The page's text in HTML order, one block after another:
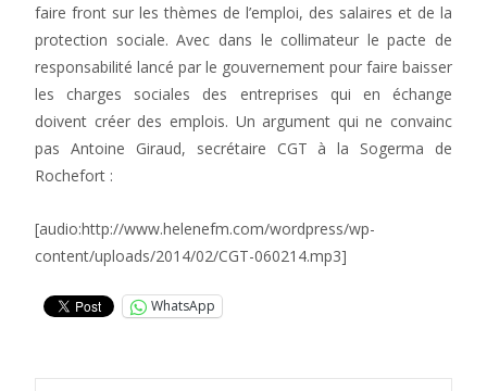
faire front sur les thèmes de l’emploi, des salaires et de la
protection sociale. Avec dans le collimateur le pacte de
responsabilité lancé par le gouvernement pour faire baisser
les charges sociales des entreprises qui en échange
doivent créer des emplois. Un argument qui ne convainc
pas Antoine Giraud, secrétaire CGT à la Sogerma de
Rochefort :
[audio:http://www.helenefm.com/wordpress/wp-
content/uploads/2014/02/CGT-060214.mp3]
WhatsApp